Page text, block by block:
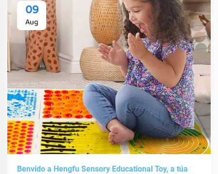
09
Aug
Benvido a Hengfu Sensory Educational Toy, a túa